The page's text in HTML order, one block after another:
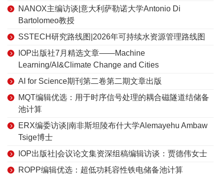
NANOX主编访谈|意大利萨勒诺大学Antonio Di
Bartolomeo教授
SSTECH研究路线图|2026年可持续水资源管理路线图
IOP出版社7月精选文章——Machine
Learning/AI&Climate Change and Cities
AI for Science期刊第二卷第二期文章出版
MQT编辑优选：用于时序信号处理的耦合磁隧道结储备
池计算
ERX编委访谈|南非斯坦陵布什大学Alemayehu Ambaw
Tsige博士
IOP出版社|会议论文集资深组稿编辑访谈：贾德伟女士
ROPP编辑优选：超低功耗容性铁电储备池计算